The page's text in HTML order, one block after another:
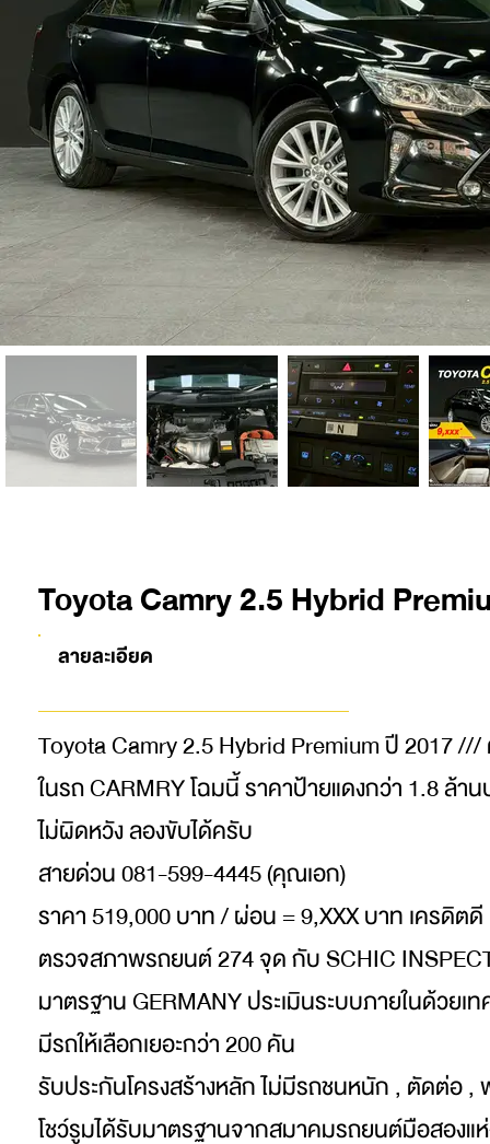
Toyota Camry 2.5 Hybrid
ลายละเอียด
Toyota Camry 2.5 Hybrid Premium ปี 2017
ในรถ CARMRY โฉมนี้ ราคาป้ายแดงกว่า 1.8 ล้า
ไม่ผิดหวัง ลองขับได้ครับ
สายด่วน 081-599-4445 (คุณเอก)
ราคา 519,000 บาท / ผ่อน = 9,XXX บาท เครดิต
ตรวจสภาพรถยนต์ 274 จุด กับ SCHIC
มาตรฐาน GERMANY ประเมินระบบภายในด้วยเ
มีรถให้เลือกเยอะกว่า 200 คัน
รับประกันโครงสร้างหลัก ไม่มีรถชนหนัก , ตัดต่อ
โชว์รูมได้รับมาตรฐานจากสมาคมรถยนต์มือสองแห่